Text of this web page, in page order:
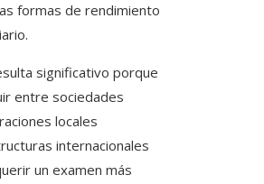
formas de rendimiento
significativo porque
entre sociedades
locales
internacionales
un examen más